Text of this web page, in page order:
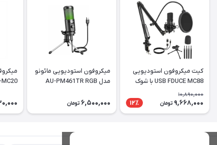
کیت میکروفون استودیویی
USB FDUCE MC88 با شوک
ماونت
10,890,000
9,668,000 تومان 12٪
میکروفون استودیویی مائونو
مدل AU-PM461TR RGB
6,500,000 تومان